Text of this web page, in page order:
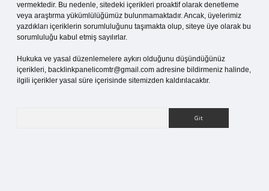
vermektedir. Bu nedenle, sitedeki içerikleri proaktif olarak denetleme
veya araştırma yükümlülüğümüz bulunmamaktadır. Ancak, üyelerimiz
yazdıkları içeriklerin sorumluluğunu taşımakta olup, siteye üye olarak bu
sorumluluğu kabul etmiş sayılırlar.
Hukuka ve yasal düzenlemelere aykırı olduğunu düşündüğünüz
içerikleri, backlinkpanelicomtr@gmail.com adresine bildirmeniz halinde,
ilgili içerikler yasal süre içerisinde sitemizden kaldırılacaktır.